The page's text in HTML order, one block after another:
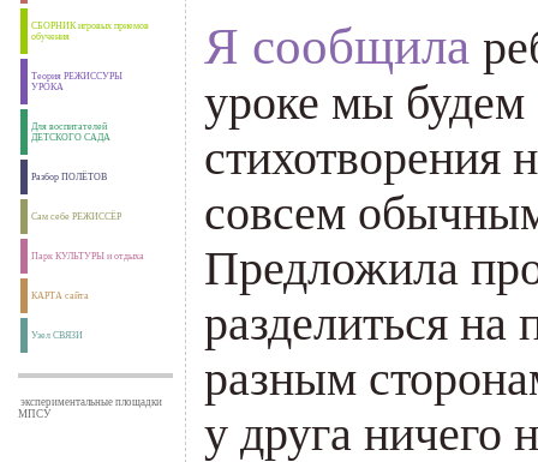
СБОРНИК игровых приемов
обучения
Теория РЕЖИССУРЫ
УРОКА
Для воспитателей
ДЕТСКОГО САДА
Разбор ПОЛЁТОВ
Сам себе РЕЖИССЁР
Парк КУЛЬТУРЫ и отдыха
КАРТА сайта
Узел СВЯЗИ
экспериментальные площадки
МПСУ
Я сообщила
уроке мы будем
стихотворения
совсем
Предложила
разделиться на
разным
у друга ничего